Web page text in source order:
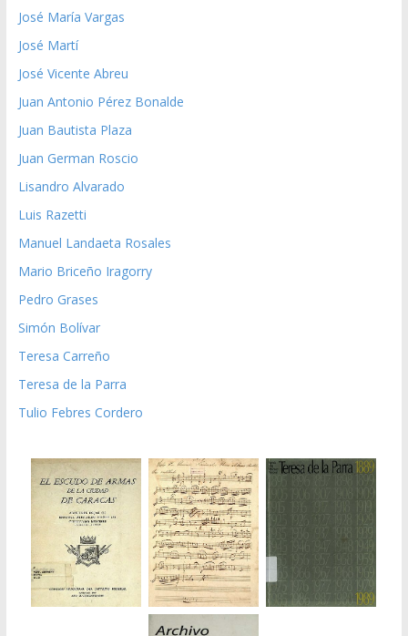
José María Vargas
José Martí
José Vicente Abreu
Juan Antonio Pérez Bonalde
Juan Bautista Plaza
Juan German Roscio
Lisandro Alvarado
Luis Razetti
Manuel Landaeta Rosales
Mario Briceño Iragorry
Pedro Grases
Simón Bolívar
Teresa Carreño
Teresa de la Parra
Tulio Febres Cordero